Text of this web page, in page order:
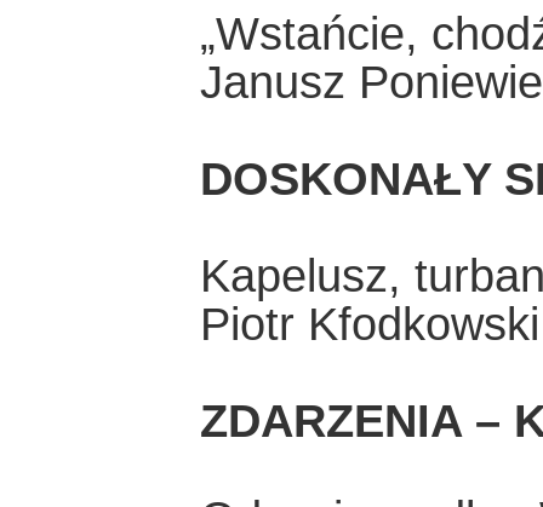
„Wstańcie,
Janusz
DOSKONAŁY
Kapelusz,
Piotr Kfodkowski
ZDARZENIA –